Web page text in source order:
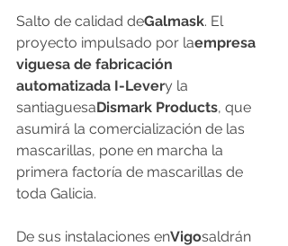
Salto de calidad deGalmask. El
proyecto impulsado por laempresa
viguesa de fabricación
automatizada I-Levery la
santiaguesaDismark Products, que
asumirá la comercialización de las
mascarillas, pone en marcha la
primera factoría de mascarillas de
toda Galicia.
De sus instalaciones enVigosaldrán